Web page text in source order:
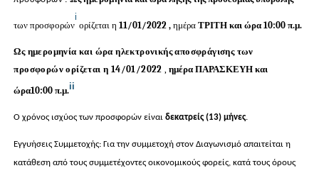
των προσφορών
i
ορίζεται η11/01/2022 , ημέραΤΡΙΤΗκαι ώρα 10:00 π.μ.
Ως ημερομηνία και ώρα ηλεκτρονικής αποσφράγισης των
προσφορών ορίζεται η 14/01/2022
ημέρα ΠΑΡΑΣΚΕΥΗ και
ώρα10:00 π.μ.ii
Ο χρόνος ισχύος των προσφορών είναιδεκατρείς(13) μήνες.
Εγγυήσεις Συμμετοχής: Για την συμμετοχή στον Διαγωνισμό απαιτείται η
κατάθεση από τους συμμετέχοντες οικονομικούς φορείς, κατά τους όρους